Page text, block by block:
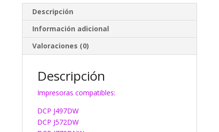
Descripción
Información adicional
Valoraciones (0)
Descripción
Impresoras compatibles:
DCP J497DW
DCP J572DW